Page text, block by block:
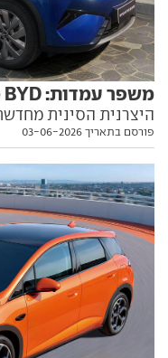
משפר עמדות: BYD מנחיתה אטו 3 מחודש
היצרנית הסינית
שוק הרכב. הביצועים
בפנים
פורסם בתאריך 03-06-2026